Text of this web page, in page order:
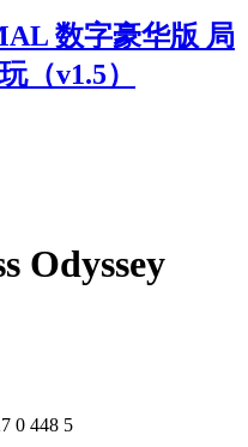
数字豪华版 局
（v1.5）
Odyssey
0 448 5